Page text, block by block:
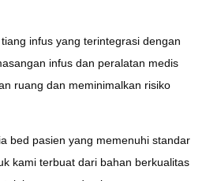
infus yang terintegrasi dengan
infus dan peralatan medis
ruang dan meminimalkan risiko
bed pasien yang memenuhi standar
kami terbuat dari bahan berkualitas